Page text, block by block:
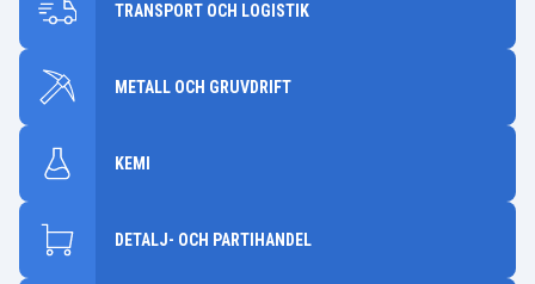
TRANSPORT OCH LOGISTIK
METALL OCH GRUVDRIFT
KEMI
DETALJ- OCH PARTIHANDEL